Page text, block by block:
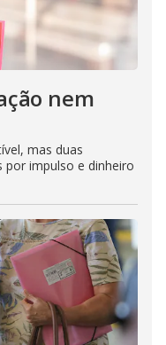
nem
mas duas
por impulso e dinheiro